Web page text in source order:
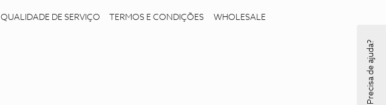
QUALIDADE DE SERVIÇO TERMOS E CONDIÇÕES WHOLESALE
Precisa de ajuda?